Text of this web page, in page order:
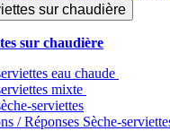
sur chaudière
sur chaudière
eau chaude
mixte
serviettes
/ Réponses Sèche-